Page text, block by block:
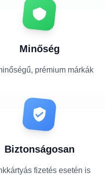
Minőség
prémium márkák
Biztonságosan
fizetés esetén is